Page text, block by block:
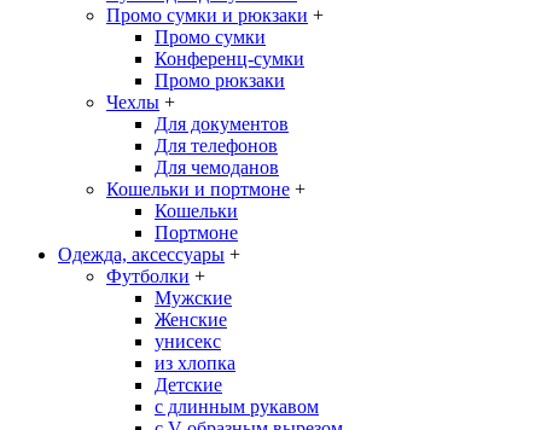
Промо сумки и рюкзаки +
Промо сумки
Конференц-сумки
Промо рюкзаки
Чехлы +
Для документов
Для телефонов
Для чемоданов
Кошельки и портмоне +
Кошельки
Портмоне
Одежда, аксессуары +
Футболки +
Мужские
Женские
унисекс
из хлопка
Детские
с длинным рукавом